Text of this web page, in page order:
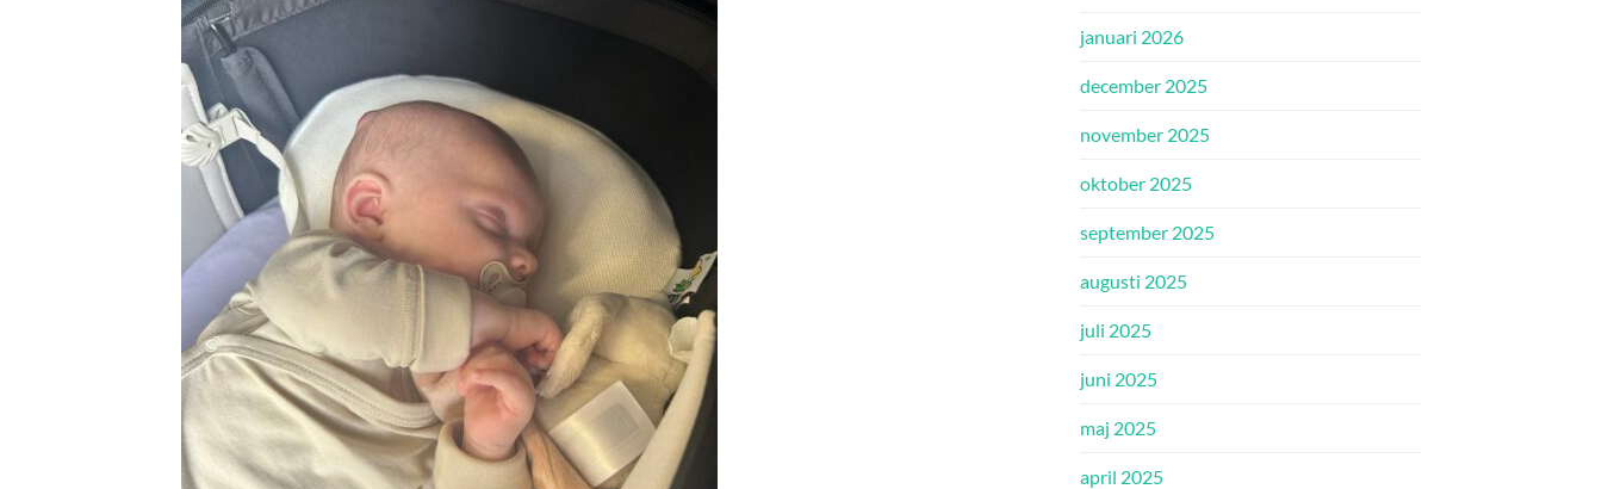
januari 2026
december 2025
november 2025
oktober 2025
september 2025
augusti 2025
juli 2025
juni 2025
maj 2025
april 2025